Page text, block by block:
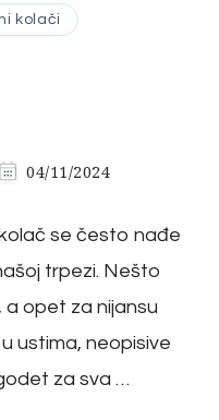
kolači
04/11/2024
se često nađe
trpezi. Nešto
a opet za nijansu
ustima, neopisive
za sva …